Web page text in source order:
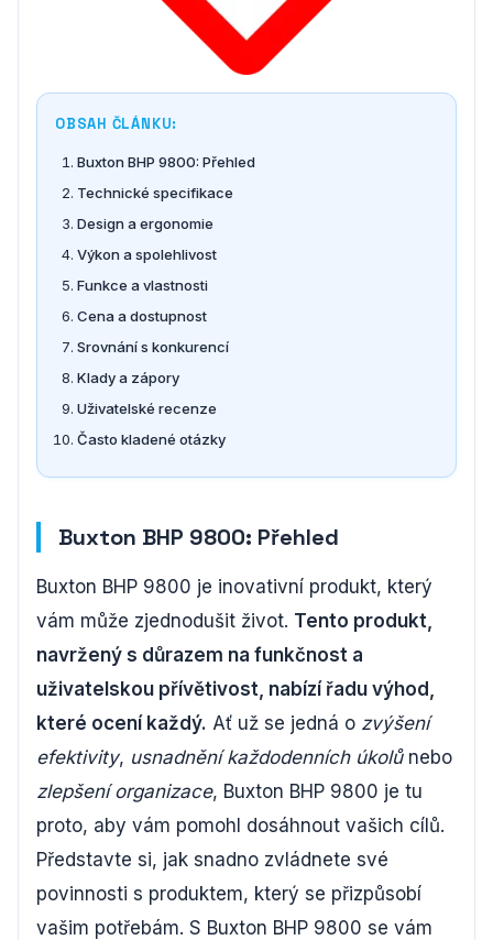
OBSAH ČLÁNKU:
Buxton BHP 9800: Přehled
Technické specifikace
Design a ergonomie
Výkon a spolehlivost
Funkce a vlastnosti
Cena a dostupnost
Srovnání s konkurencí
Klady a zápory
Uživatelské recenze
Často kladené otázky
Buxton BHP 9800: Přehled
Buxton BHP 9800 je inovativní produkt, který
vám může zjednodušit život. Tento produkt,
navržený s důrazem na funkčnost a
uživatelskou přívětivost, nabízí řadu výhod,
které ocení každý. Ať už se jedná o zvýšení
efektivity, usnadnění každodenních úkolůnebo
zlepšení organizace, Buxton BHP 9800 je tu
proto, aby vám pomohl dosáhnout vašich cílů.
Představte si, jak snadno zvládnete své
povinnosti s produktem, který se přizpůsobí
vašim potřebám. S Buxton BHP 9800 se vám